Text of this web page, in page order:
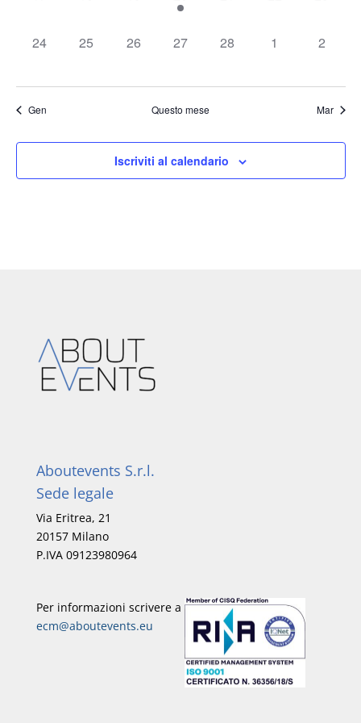
evento,
0
24
0
25
0
26
0
27
0
28
0
1
0
2
Gen Questo mese Mar
Iscriviti al calendario
Aboutevents S.r.l.
Sede legale
Via Eritrea, 21
20157 Milano
P.IVA 09123980964
Per informazioni scrivere a
ecm@aboutevents.eu